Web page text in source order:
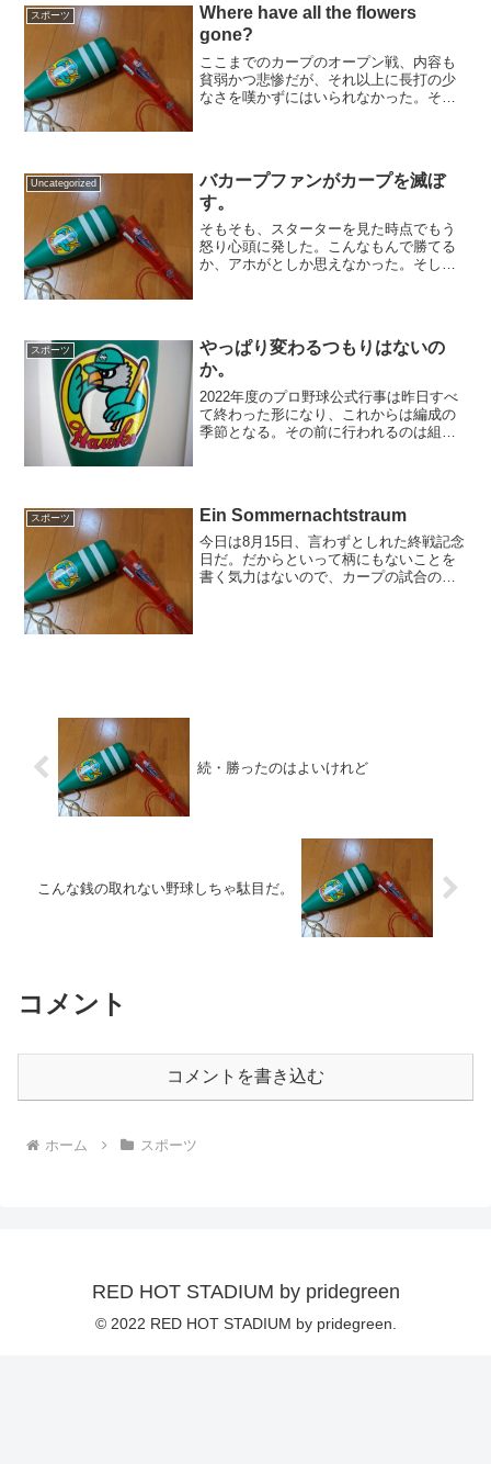
ある意味「文春砲」よりも...
スポーツ
Where have all the flowers
gone?
ここまでのカープのオープン戦、内容も
貧弱かつ悲惨だが、それ以上に長打の少
なさを嘆かずにはいられなかった。その
Uncategorized
バカープファンがカープを滅ぼ
す。
そもそも、スターターを見た時点でもう
怒り心頭に発した。こんなもんで勝てる
か、アホがとしか思えなかった。そして
合内容である。こんなんで木...
スポーツ
やっぱり変わるつもりはないの
か。
2022年度のプロ野球公式行事は昨日すべ
て終わった形になり、これからは編成の
季節となる。その前に行われるのは組閣
スポーツ Ein Sommernachtstraum
今日は8月15日、言わずとしれた終戦記念
日だ。だからといって柄にもないことを
書く気力はないので、カープの試合のな
続・勝ったのはよいけれど
こんな銭の取れない野球しちゃ駄目だ。
コメント
コメントを書き込む
ホーム スポーツ
RED HOT STADIUM by pridegreen
© 2022 RED HOT STADIUM by pridegreen.